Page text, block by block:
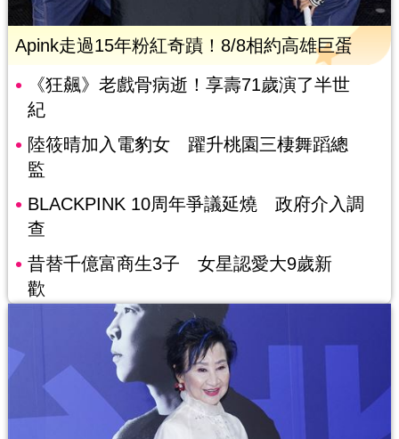
Apink走過15年粉紅奇蹟！8/8相約高雄巨蛋
《狂飆》老戲骨病逝！享壽71歲演了半世
紀
陸筱晴加入電豹女 躍升桃園三棲舞蹈總
監
BLACKPINK 10周年爭議延燒 政府介入調
查
昔替千億富商生3子 女星認愛大9歲新
歡